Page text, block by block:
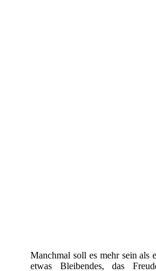
Manchmal soll es mehr sein als
etwas Bleibendes, das